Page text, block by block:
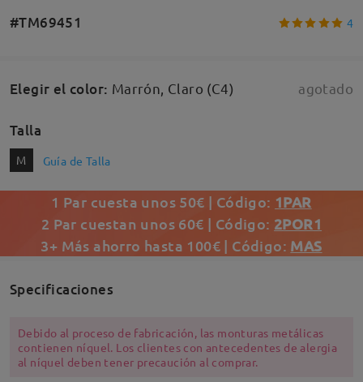
#TM69451 4
Elegir el color: Marrón, Claro (C4) agotado
Talla
M Guía de Talla
1 Par cuesta unos 50€ | Código: 1PAR
2 Par cuestan unos 60€ | Código: 2POR1
3+ Más ahorro hasta 100€ | Código: MAS
Specificaciones
Debido al proceso de fabricación, las monturas metálicas
contienen níquel. Los clientes con antecedentes de alergia
al níquel deben tener precaución al comprar.